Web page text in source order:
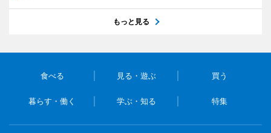
もっと見る
食べる 見る・遊ぶ 買う
暮らす・働く 学ぶ・知る 特集